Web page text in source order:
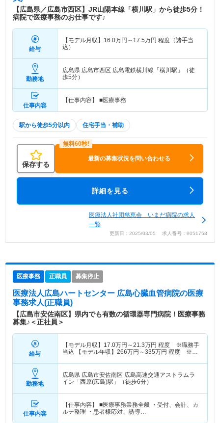
【広島県／広島市西区】JR山陽本線「横川駅」から徒歩5分！
病院で医療事務のお仕事です♪
給与
【モデル月収】 16.0万円～ 17.5万円 程度（諸手当
込）
勤務地
広島県 広島市西区 広島電鉄横川線「横川駅」（徒
歩5分）
仕事内容
【仕事内容】 ■医療事務
駅から徒歩5分以内 住宅手当・補助
保存する
最新の募集状況を問い合わせる
詳細を見る
医療法人社団慈恵会 いまだ病院の求人
一覧
更新日：2025/03/05 求人番号：9051758
医療事務 正職員 募集停止
医療法人広島ハートセンター 広島心臓血管病院の医療
事務求人(正職員)
【広島市安佐南区】県内でも有数の循環器専門病院！医療事務
募集♪＜正社員＞
給与
【モデル月収】 17.0万円～21.3万円 程度 ※職務手
当込 【モデル年収】 266万円～335万円 程度 ※職
勤務地
広島県 広島市安佐南区 広島高速交通アストラムラ
イン「西原(広島)駅」（徒歩6分）
仕事内容
【仕事内容】 ■医療事務業務全般 ・受付、会計、カ
ルテ整理 ・患者様応対、誘導…